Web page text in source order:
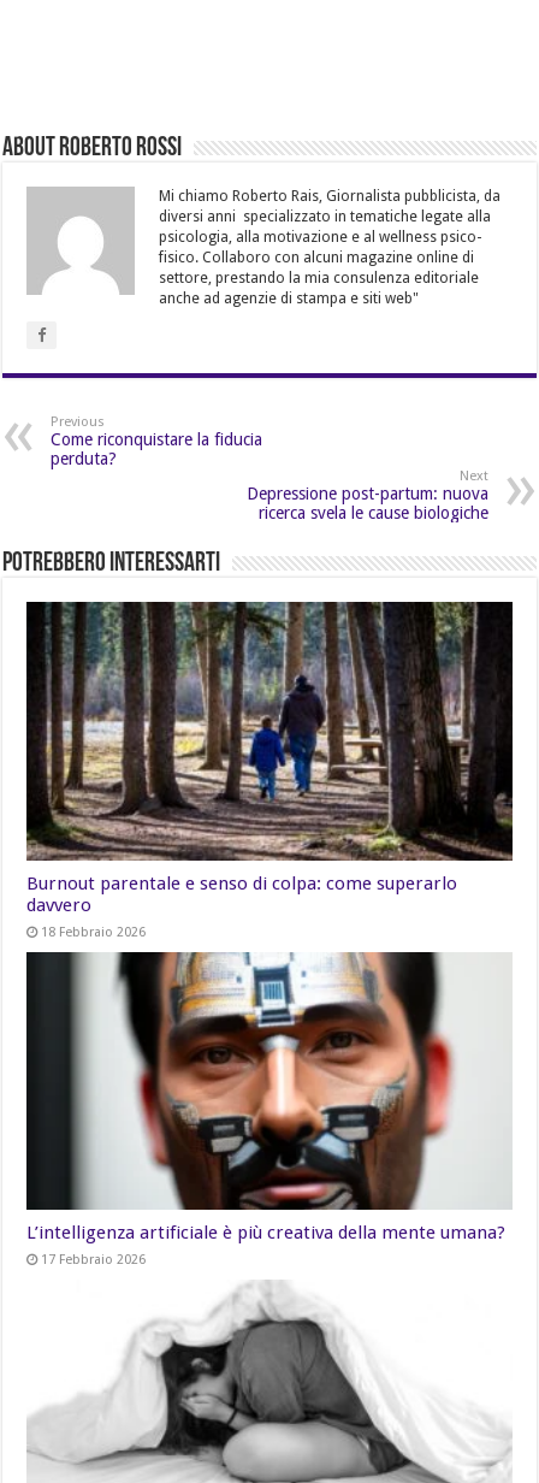
About Roberto Rossi
Mi chiamo Roberto Rais, Giornalista pubblicista, da
diversi anni specializzato in tematiche legate alla
psicologia, alla motivazione e al wellness psico-
fisico. Collaboro con alcuni magazine online di
settore, prestando la mia consulenza editoriale
anche ad agenzie di stampa e siti web"
Previous
Come riconquistare la fiducia
perduta?
Next
Depressione post-partum: nuova
ricerca svela le cause biologiche
Potrebbero Interessarti
Burnout parentale e senso di colpa: come superarlo
davvero
18 Febbraio 2026
L’intelligenza artificiale è più creativa della mente umana?
17 Febbraio 2026